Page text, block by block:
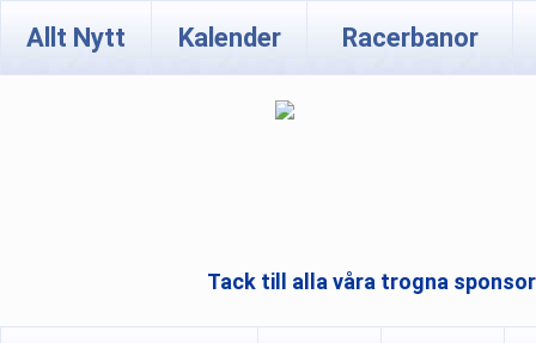
Allt Nytt Kalender Racerbanor
Tack till alla våra trogna